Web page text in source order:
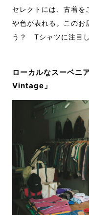
セレクトには、古着を
や色が表れる。このお
う？ Tシャツに注目し
ローカルなスーベニ
Vintage」